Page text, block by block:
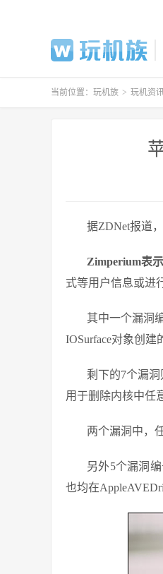
当前位置： 玩机族 > 玩机资
据ZDNet报道
Zimperium表
式等用户信息或进
其中一个漏洞
IOSurface对象创
剩下的7个漏洞
用于删除内核中任
两个漏洞中，
另外5个漏洞编
也均在